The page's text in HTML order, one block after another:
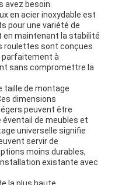
avez besoin.
en acier inoxydable est
pour une variété de
maintenant la stabilité
roulettes sont conçues
parfaitement à
sans compromettre la
taille de montage
dimensions
peuvent être
de meubles et
universelle signifie
servir de
moins durables,
existante avec